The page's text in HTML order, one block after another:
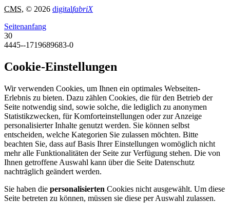
CMS, © 2026 digitalfabriX
Seitenanfang
30
4445--1719689683-0
Cookie-Einstellungen
Wir verwenden Cookies, um Ihnen ein optimales Webseiten-
Erlebnis zu bieten. Dazu zählen Cookies, die für den Betrieb der
Seite notwendig sind, sowie solche, die lediglich zu anonymen
Statistikzwecken, für Komforteinstellungen oder zur Anzeige
personalisierter Inhalte genutzt werden. Sie können selbst
entscheiden, welche Kategorien Sie zulassen möchten. Bitte
beachten Sie, dass auf Basis Ihrer Einstellungen womöglich nicht
mehr alle Funktionalitäten der Seite zur Verfügung stehen. Die von
Ihnen getroffene Auswahl kann über die Seite Datenschutz
nachträglich geändert werden.
Sie haben die personalisierten Cookies nicht ausgewählt. Um diese
Seite betreten zu können, müssen sie diese per Auswahl zulassen.